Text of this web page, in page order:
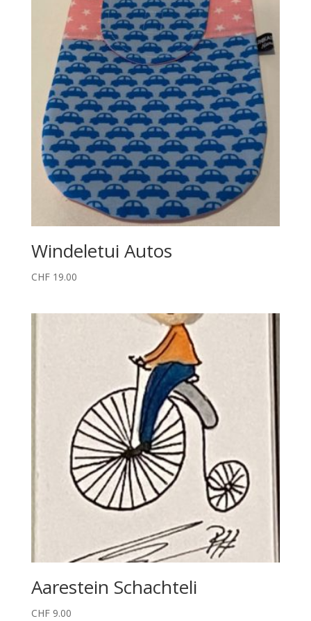
Windeletui Autos
CHF19.00
Aarestein Schachteli
CHF9.00